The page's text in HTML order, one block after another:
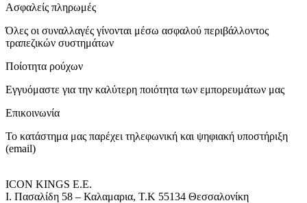
Ασφαλείς πληρωμές
Όλες οι συναλλαγές γίνονται μέσω ασφαλού περιβάλλοντος
τραπεζικών συστημάτων
Ποίοτητα ρούχων
Εγγυόμαστε για την καλύτερη ποιότητα των εμπορευμάτων μας
Επικοινωνία
Το κατάστημα μας παρέχει τηλεφωνική και ψηφιακή υποστήριξη
(email)
ICON KINGS Ε.Ε.
Ι. Πασαλίδη 58 – Καλαμαρια, Τ.Κ 55134 Θεσσαλονίκη